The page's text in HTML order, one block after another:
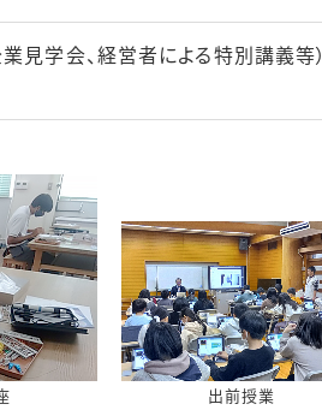
見学会、経営者による特別講義等）
出前授業